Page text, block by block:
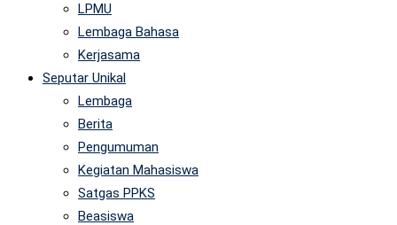
LPMU
Lembaga Bahasa
Kerjasama
Seputar Unikal
Lembaga
Berita
Pengumuman
Kegiatan Mahasiswa
Satgas PPKS
Beasiswa